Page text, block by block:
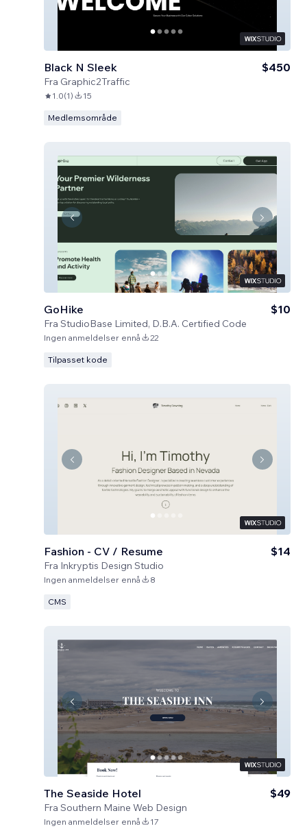
Black N Sleek
Fra Graphic2Traffic
$450
1.0(1) 15
Medlemsområde
GoHike
Fra StudioBase Limited, D.B.A. Certified Code
$10
Ingen anmeldelser ennå 22
Tilpasset kode
Fashion - CV / Resume
Fra Inkryptis Design Studio
$14
Ingen anmeldelser ennå 8
CMS
The Seaside Hotel
Fra Southern Maine Web Design
$49
Ingen anmeldelser ennå 17